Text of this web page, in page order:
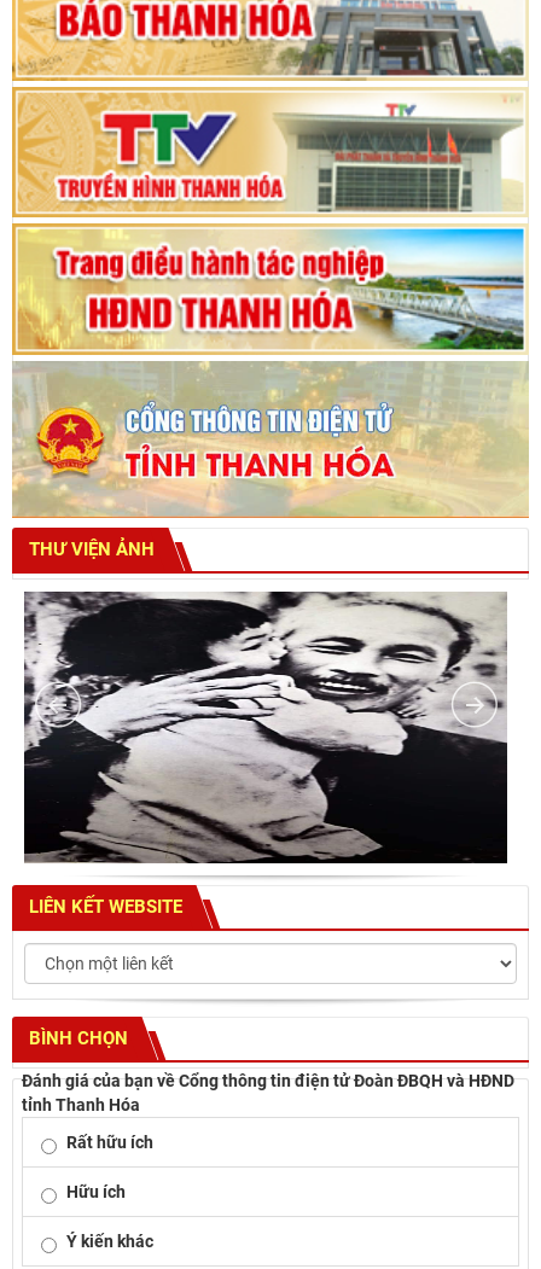
Phiên thảo luận Kỳ họp thứ 24, HĐND tỉnh
Thanh Hóa khóa XVIII, nhiệm kỳ 2021 - 2026
Bế mạc Kỳ họp thứ hai bốn, Hội đồng nhân dân
tỉnh khoá XVIII
THƯ VIỆN ẢNH
LIÊN KẾT WEBSITE
BÌNH CHỌN
Đánh giá của bạn về Cổng thông tin điện tử Đoàn ĐBQH và HĐND
tỉnh Thanh Hóa
Rất hữu ích
Hữu ích
Ý kiến khác